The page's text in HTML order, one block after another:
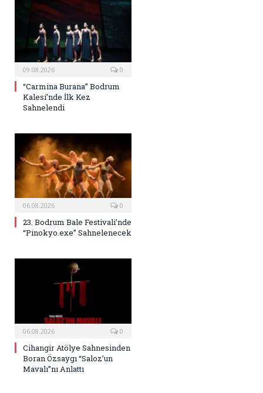
09.08.2026 0
“Carmina Burana” Bodrum
Kalesi’nde İlk Kez
Sahnelendi
06.08.2026 0
23. Bodrum Bale Festivali’nde
“Pinokyo.exe” Sahnelenecek
06.08.2026 0
Cihangir Atölye Sahnesinden
Boran Özsaygı “Saloz’un
Mavalı”nı Anlattı